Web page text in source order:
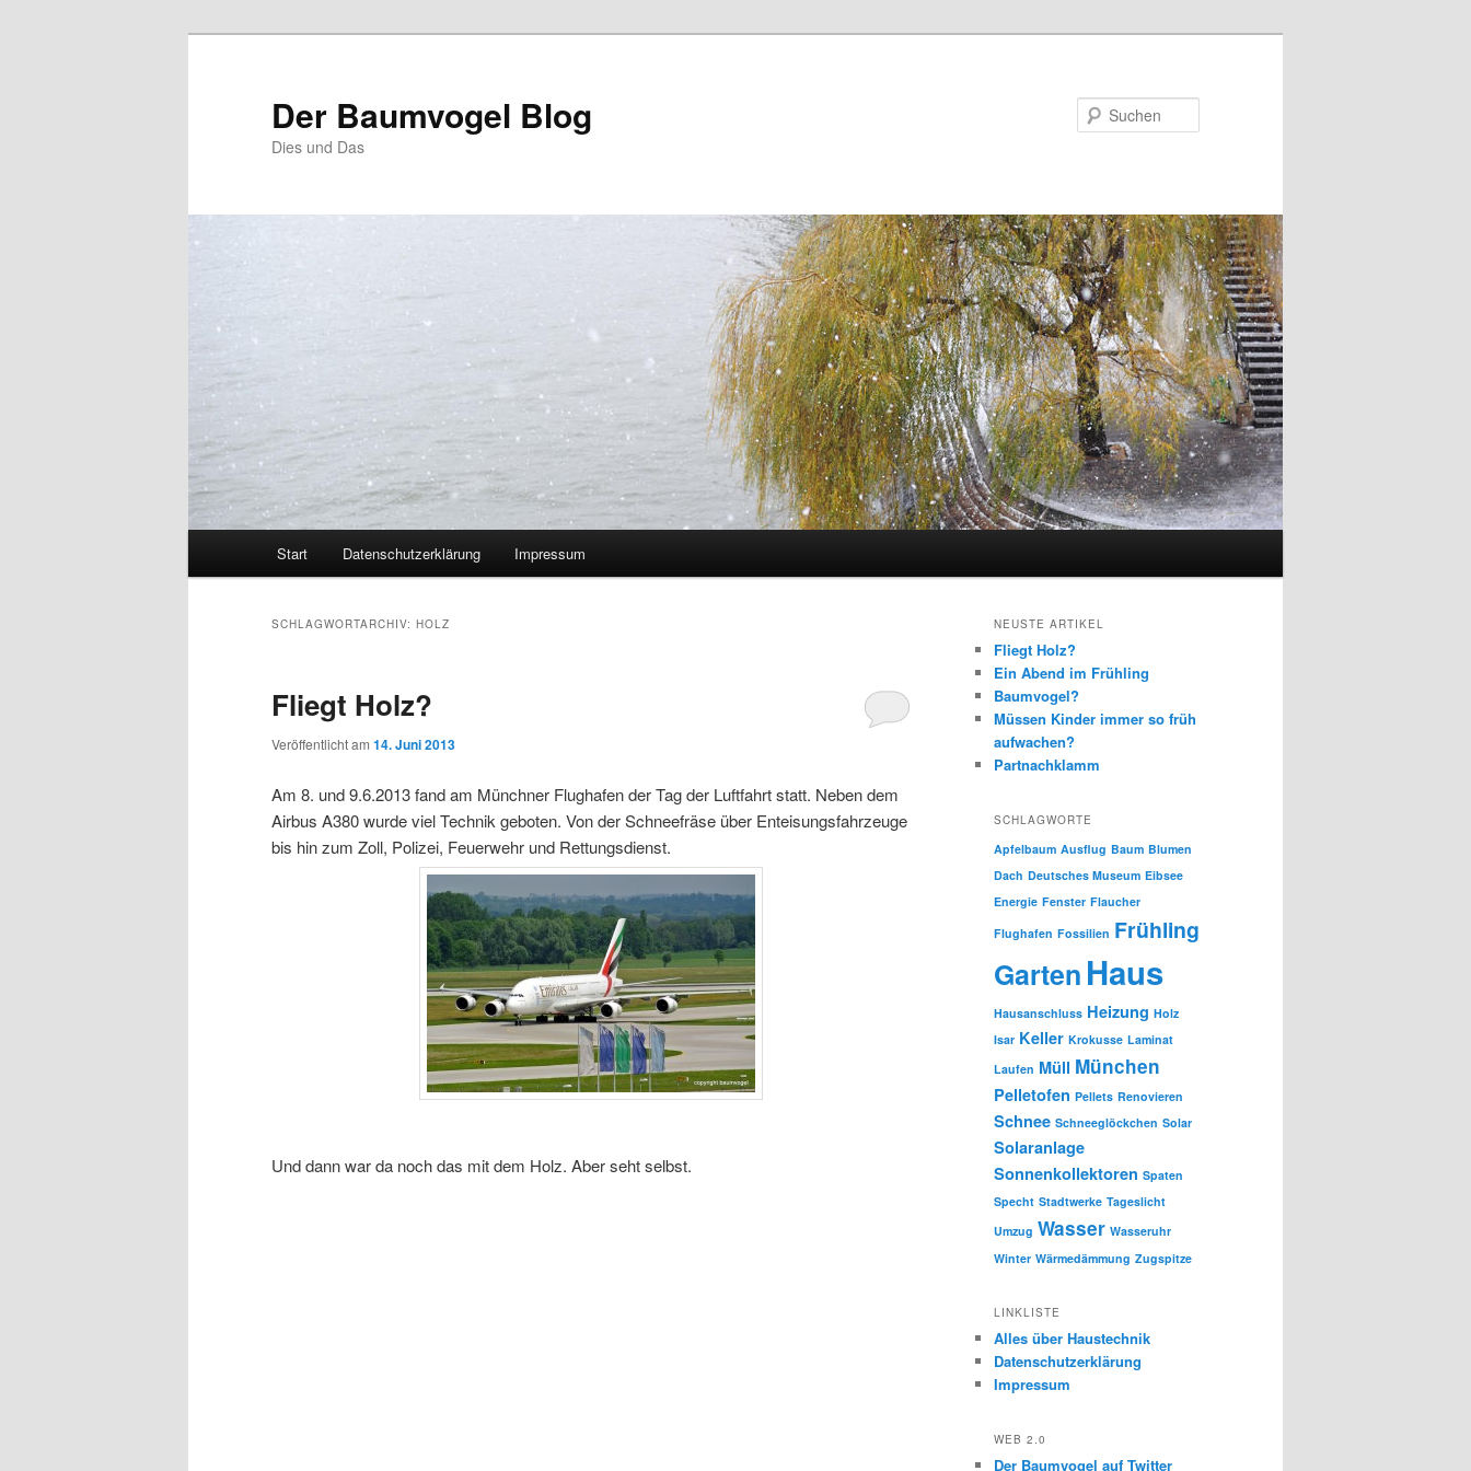
Der Baumvogel Blog
Dies und Das
Start Datenschutzerklärung Impressum
SCHLAGWORTARCHIV: HOLZ
Fliegt Holz?
Veröffentlicht am 14. Juni 2013
Am 8. und 9.6.2013 fand am Münchner Flughafen der Tag der Luftfahrt statt. Neben dem
Airbus A380 wurde viel Technik geboten. Von der Schneefräse über Enteisungsfahrzeuge
bis hin zum Zoll, Polizei, Feuerwehr und Rettungsdienst.
Und dann war da noch das mit dem Holz. Aber seht selbst.
NEUSTE ARTIKEL
Fliegt Holz?
Ein Abend im Frühling
Baumvogel?
Müssen Kinder immer so früh
aufwachen?
Partnachklamm
SCHLAGWORTE
Apfelbaum Ausflug Baum Blumen
Dach Deutsches Museum Eibsee
Energie Fenster Flaucher
Flughafen Fossilien Frühling
GartenHaus
Hausanschluss Heizung Holz
Isar Keller Krokusse Laminat
Laufen Müll München
Pelletofen Pellets Renovieren
Schnee Schneeglöckchen Solar
Solaranlage
Sonnenkollektoren Spaten
Specht Stadtwerke Tageslicht
Umzug Wasser Wasseruhr
Winter Wärmedämmung Zugspitze
LINKLISTE
Alles über Haustechnik
Datenschutzerklärung
Impressum
WEB 2.0
Der Baumvogel auf Twitter